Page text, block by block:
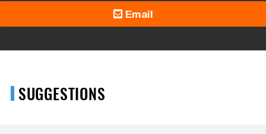
Email
SUGGESTIONS